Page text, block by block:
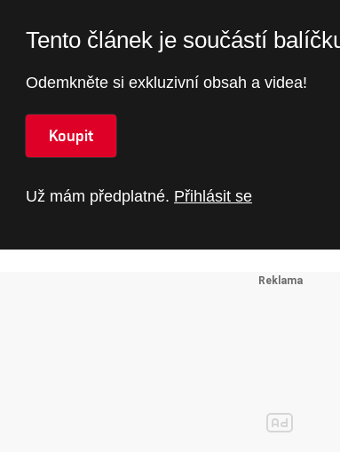
Tento článek je součástí
Odemkněte si exkluzivní obsah a videa!
Koupit
Už mám předplatné. Přihlásit se